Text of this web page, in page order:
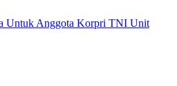
Untuk Anggota Korpri TNI Unit